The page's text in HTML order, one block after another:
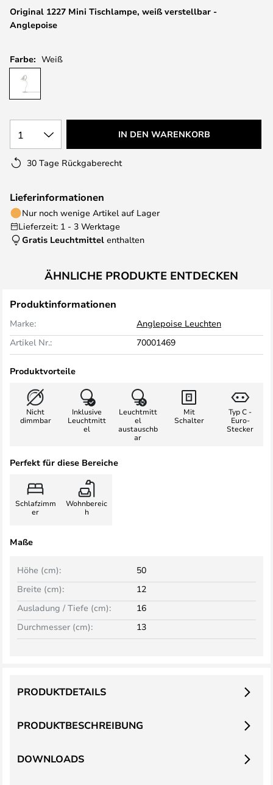
Original 1227 Mini Tischlampe, weiß verstellbar -
Anglepoise
Farbe: Weiß
1 IN DEN WARENKORB
30 Tage Rückgaberecht
Lieferinformationen
Nur noch wenige Artikel auf Lager
Lieferzeit: 1 - 3 Werktage
Gratis Leuchtmittel enthalten
ÄHNLICHE PRODUKTE ENTDECKEN
Produktinformationen
Marke:
Anglepoise Leuchten
Artikel Nr.:
70001469
Produktvorteile
Nicht
dimmbar
Inklusive
Leuchtmitt
el
Leuchtmitt
el
austauschb
ar
Mit
Schalter
Typ C -
Euro-
Stecker
Perfekt für diese Bereiche
Schlafzimm
er
Wohnbereic
h
Maße
Breite (cm): 12
Höhe (cm): 50
Ausladung / Tiefe (cm):
16
Durchmesser (cm):
13
PRODUKTBESCHREIBUNG
PRODUKTDETAILS
DOWNLOADS